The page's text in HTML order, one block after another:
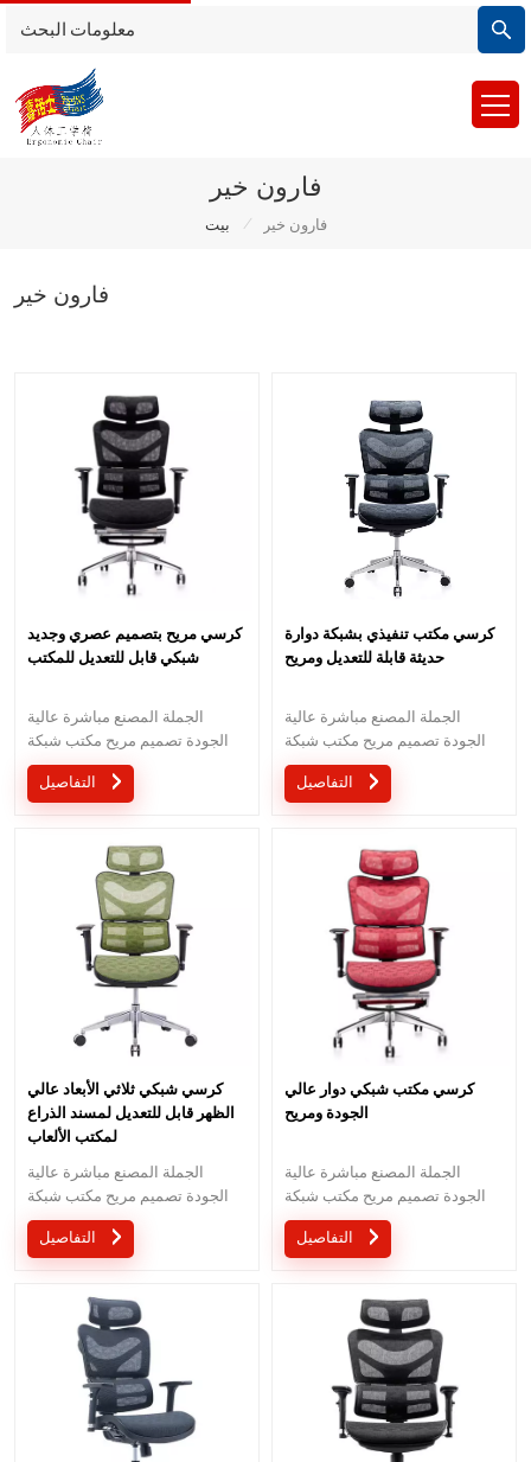
فارون خير
بيت / فارون خير
فارون خير
كرسي مريح بتصميم عصري وجديد
شبكي قابل للتعديل للمكتب
الجملة المصنع مباشرة عالية
الجودة تصميم مريح مكتب شبكة
كرسي موك هو قطعة واحدة ، كمية
كبيرة مع خصم كبير.الخدمة
كرسي مكتب تنفيذي بشبكة دوارة
حديثة قابلة للتعديل ومريح
الجملة المصنع مباشرة عالية
الجودة تصميم مريح مكتب شبكة
كرسي موك هو قطعة واحدة ، كمية
كبيرة مع خصم كبير.الخدمة
كرسي شبكي ثلاثي الأبعاد عالي
الظهر قابل للتعديل لمسند الذراع
لمكتب الألعاب
الجملة المصنع مباشرة عالية
الجودة تصميم مريح مكتب شبكة
كرسي موك هو قطعة واحدة ، كمية
كبيرة مع خصم كبير.الخدمة
كرسي مكتب شبكي دوار عالي
الجودة ومريح
الجملة المصنع مباشرة عالية
الجودة تصميم مريح مكتب شبكة
كرسي موك هو قطعة واحدة ، كمية
كبيرة مع خصم كبير.الخدمة